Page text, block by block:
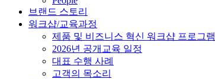
브랜드 스토리
워크샵/교육과정
제품 및 비즈니스 혁신 워크샵 프로그램
2026년 공개교육 일정
대표 수행 사례
고객의 목소리